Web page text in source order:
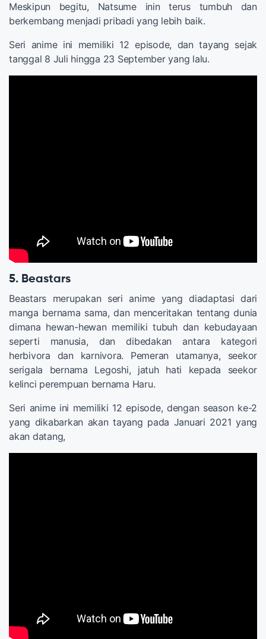
Meskipun begitu, Natsume inin terus tumbuh dan
berkembang menjadi pribadi yang lebih baik.
Seri anime ini memiliki 12 episode, dan tayang sejak
tanggal 8 Juli hingga 23 September yang lalu.
5. Beastars
Beastars merupakan seri anime yang diadaptasi dari
manga bernama sama, dan menceritakan tentang dunia
dimana hewan-hewan memiliki tubuh dan kebudayaan
seperti manusia, dan dibedakan antara kategori
herbivora dan karnivora. Pemeran utamanya, seekor
serigala bernama Legoshi, jatuh hati kepada seekor
kelinci perempuan bernama Haru.
Seri anime ini memiliki 12 episode, dengan season ke-2
yang dikabarkan akan tayang pada Januari 2021 yang
akan datang,